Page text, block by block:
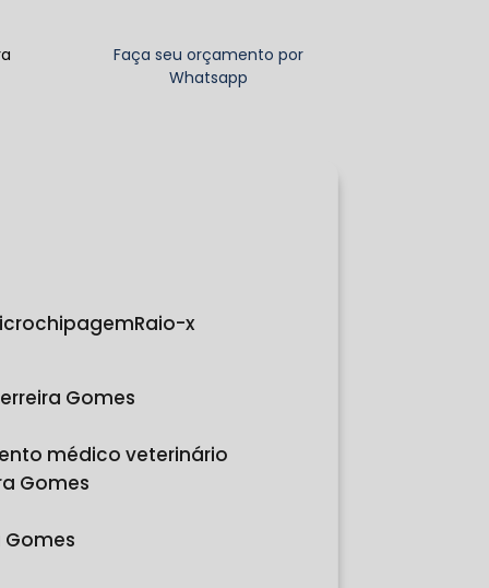
Faça seu orçamento por
Whatsapp
Microchipagem Raio-x
Gomes
médico veterinário
Gomes
Gomes